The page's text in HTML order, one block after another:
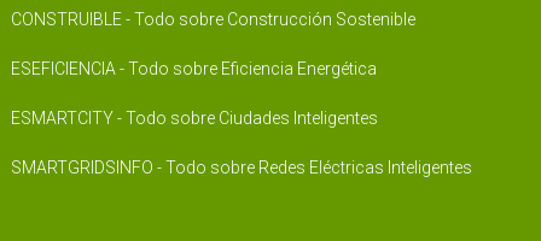
CONSTRUIBLE - Todo sobre Construcción Sostenible
ESEFICIENCIA - Todo sobre Eficiencia Energética
ESMARTCITY - Todo sobre Ciudades Inteligentes
SMARTGRIDSINFO - Todo sobre Redes Eléctricas Inteligentes